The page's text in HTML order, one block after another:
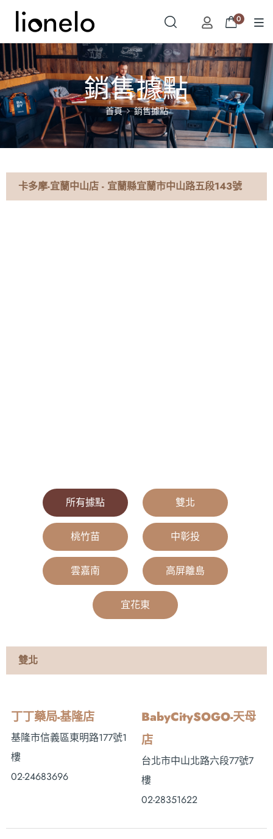
0
銷售據點
首頁 銷售據點
卡多摩-宜蘭中山店 - 宜蘭縣宜蘭市中山路五段143號
所有據點 雙北
桃竹苗 中彰投
雲嘉南 高屏離島
宜花東
雙北
丁丁藥局-基隆店
基隆市信義區東明路177號1
樓
02-24683696
BabyCitySOGO-天母
店
台北市中山北路六段77號7
樓
02-28351622